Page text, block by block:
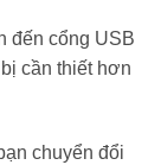
đến cổng USB
cần thiết hơn
chuyển đổi